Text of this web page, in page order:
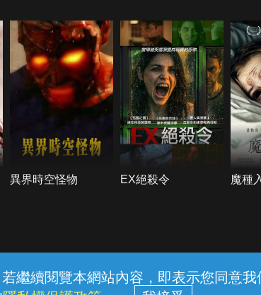
繼續閱覽本網站內容，即表示您同意
異界時空怪物 EX絕殺令 魔種
服務條款 隱私權保護